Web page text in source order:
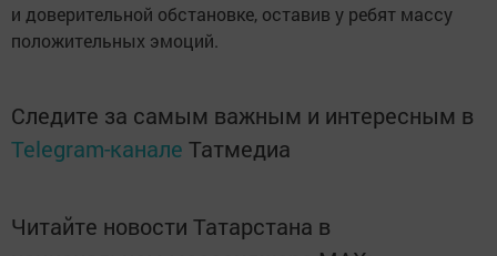
и доверительной обстановке, оставив у ребят массу
положительных эмоций.
Следите за самым важным и интересным в
Telegram-канале Татмедиа
Читайте новости Татарстана в